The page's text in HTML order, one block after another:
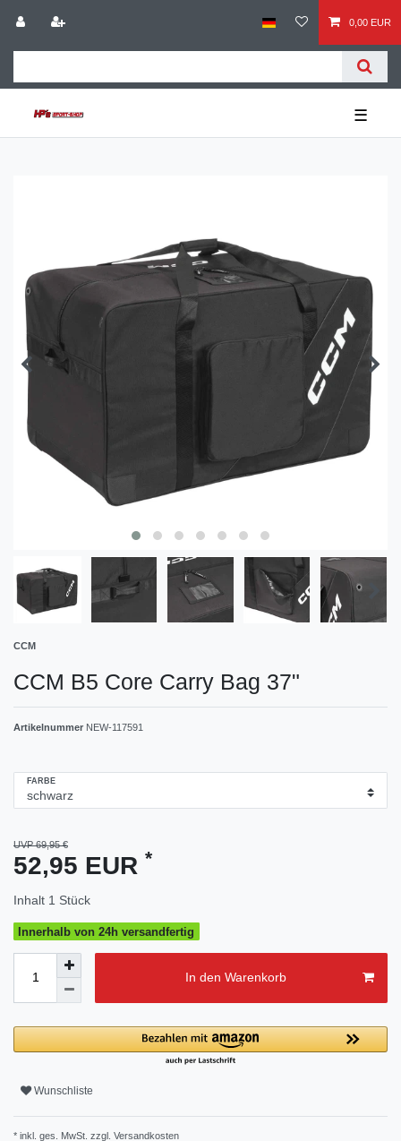
0,00 EUR
☰
CCM
CCM B5 Core Carry Bag 37"
Artikelnummer NEW-117591
FARBE
UVP 69,95 €
52,95 EUR *
Inhalt 1 Stück
Innerhalb von 24h versandfertig
In den Warenkorb
Wunschliste
* inkl. ges. MwSt. zzgl. Versandkosten